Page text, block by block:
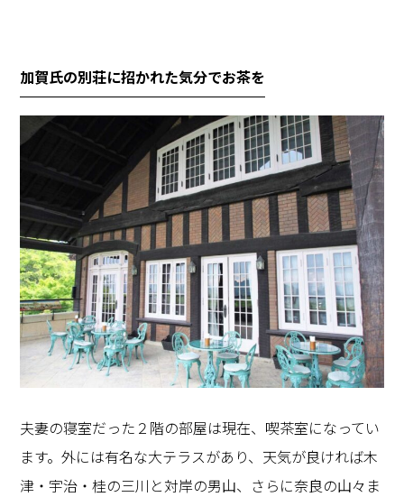
加賀氏の別荘に招かれた気分でお茶を
夫妻の寝室だった２階の部屋は現在、喫茶室になってい
ます。外には有名な大テラスがあり、天気が良ければ木
津・宇治・桂の三川と対岸の男山、さらに奈良の山々ま